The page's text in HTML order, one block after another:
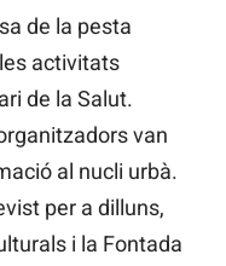
de la pesta
activitats
de la Salut.
van
al nucli urbà.
per a dilluns,
i la Fontada